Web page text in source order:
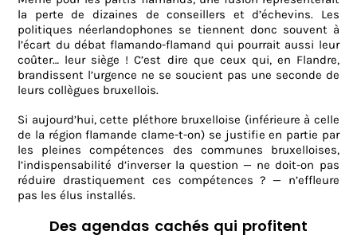
la perte de dizaines de conseillers et d’échevins. Les
politiques néerlandophones se tiennent donc souvent à
l’écart du débat flamando-flamand qui pourrait aussi leur
coûter… leur siège ! C’est dire que ceux qui, en Flandre,
brandissent l’urgence ne se soucient pas une seconde de
leurs collègues bruxellois.
Si aujourd’hui, cette pléthore bruxelloise (inférieure à celle
de la région flamande clame-t-on) se justifie en partie par
les pleines compétences des communes bruxelloises,
l’indispensabilité d’inverser la question — ne doit-on pas
réduire drastiquement ces compétences ? — n’effleure
pas les élus installés.
Des agendas cachés qui profitent